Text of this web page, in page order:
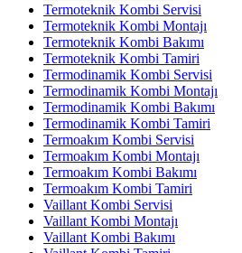
Termoteknik Kombi Servisi
Termoteknik Kombi Montajı
Termoteknik Kombi Bakımı
Termoteknik Kombi Tamiri
Termodinamik Kombi Servisi
Termodinamik Kombi Montajı
Termodinamik Kombi Bakımı
Termodinamik Kombi Tamiri
Termoakım Kombi Servisi
Termoakım Kombi Montajı
Termoakım Kombi Bakımı
Termoakım Kombi Tamiri
Vaillant Kombi Servisi
Vaillant Kombi Montajı
Vaillant Kombi Bakımı